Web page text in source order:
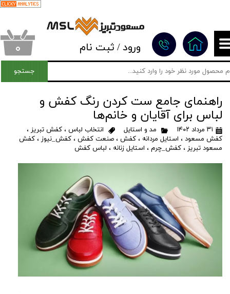
۰ ورود/ ثبت نام
تغییر گذر واژه
سفارشات
جستجو
راهنمای جامع ست کردن رنگ کفش‌ و
لباس‌ برای آقایان و خانم‌ها
۳۱ مرداد ۱۴۰۲ مد و استایل انتخاب لباس ، کفش تبریز ،
کفش مسعود ، استایل مردانه ، کفش ، صنعت کفش ، کفش_نیوز ، کفش
مسعود تبریز ، کفش_چرم ، استایل زنانه ، لباس کفش